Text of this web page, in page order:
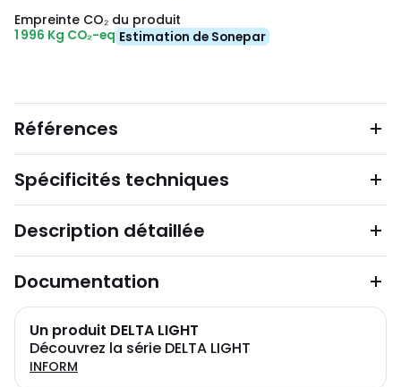
Empreinte CO₂ du produit
1 996 Kg CO₂-eq Estimation de Sonepar
Références
Spécificités techniques
Description détaillée
Documentation
Un produit DELTA LIGHT
Découvrez la série DELTA LIGHT
INFORM